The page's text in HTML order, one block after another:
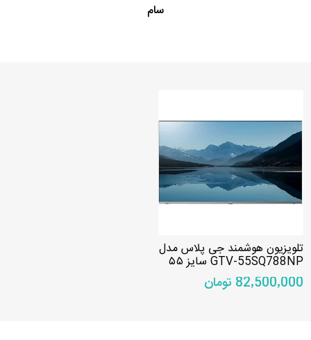
سام
تلویزیون هوشمند جی پلاس مدل
GTV-55SQ788NP سایز ۵۵
اینچ
82٬500٬000 تومان